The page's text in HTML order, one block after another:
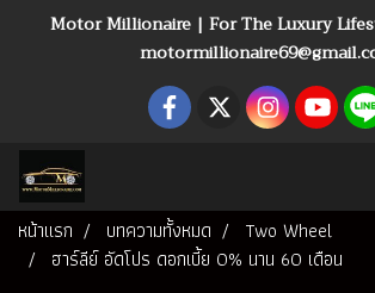
Motor Millionaire | For The Luxury
หน้าแรก บทความทั้งหมด
Two Wheel
ฮาร์ลีย์ อัดโปร ดอกเบี้ย 0% นาน 60 เดือน